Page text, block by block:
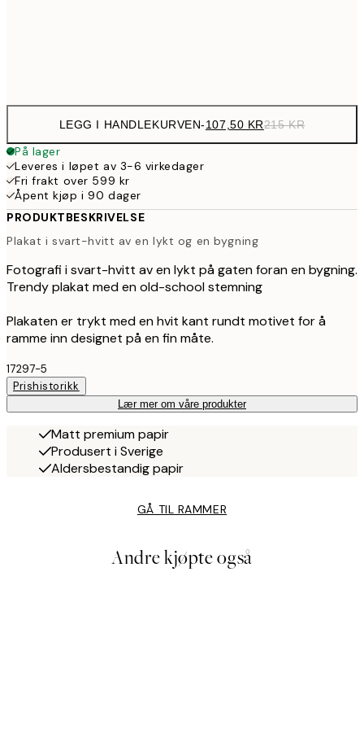
LEGG I HANDLEKURVEN-107,50 KR215 KR
På lager
Leveres i løpet av 3-6 virkedager
Fri frakt over 599 kr
Åpent kjøp i 90 dager
PRODUKTBESKRIVELSE
Plakat i svart-hvitt av en lykt og en bygning
Fotografi i svart-hvitt av en lykt på gaten foran en bygning.
Trendy plakat med en old-school stemning
Plakaten er trykt med en hvit kant rundt motivet for å
ramme inn designet på en fin måte.
17297-5
Prishistorikk
Lær mer om våre produkter
Matt premium papir
Produsert i Sverige
Aldersbestandig papir
GÅ TIL RAMMER
Andre kjøpte også